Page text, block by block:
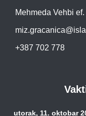
Mehmeda Vehbi
+387 702 778
utorak, 11. oktobar